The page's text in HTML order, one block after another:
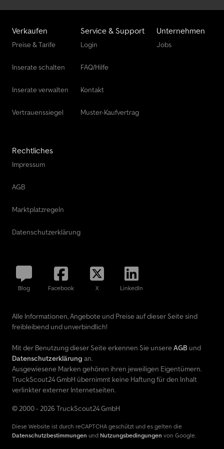
Verkaufen
Preise & Tarife
Inserate schalten
Inserate verwalten
Vertrauenssiegel
Service & Support
Login
FAQ/Hilfe
Kontakt
Muster-Kaufvertrag
Unternehmen
Jobs
Rechtliches
Impressum
AGB
Marktplatzregeln
Datenschutzerklärung
Blog Facebook X LinkedIn
Alle Informationen, Angebote und Preise auf dieser Seite sind
freibleibend und unverbindlich!
Mit der Benutzung dieser Seite erkennen Sie unsere AGB und
Datenschutzerklärung an.
Ausgewiesene Marken gehören ihren jeweiligen Eigentümern.
TruckScout24 GmbH übernimmt keine Haftung für den Inhalt
verlinkter externer Internetseiten.
© 2000 - 2026 TruckScout24 GmbH
Diese Website ist durch reCAPTCHA geschützt und es gelten die
Datenschutzbestimmungen und Nutzungsbedingungen von Google.